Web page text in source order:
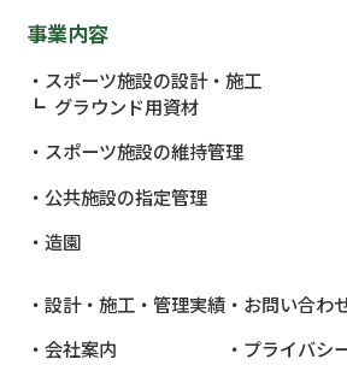
事業内容
スポーツ施設の設計・施工
グラウンド用資材
スポーツ施設の維持管理
公共施設の指定管理
造園
設計・施工・管理実績
会社案内
お問い合わ
プライバシ